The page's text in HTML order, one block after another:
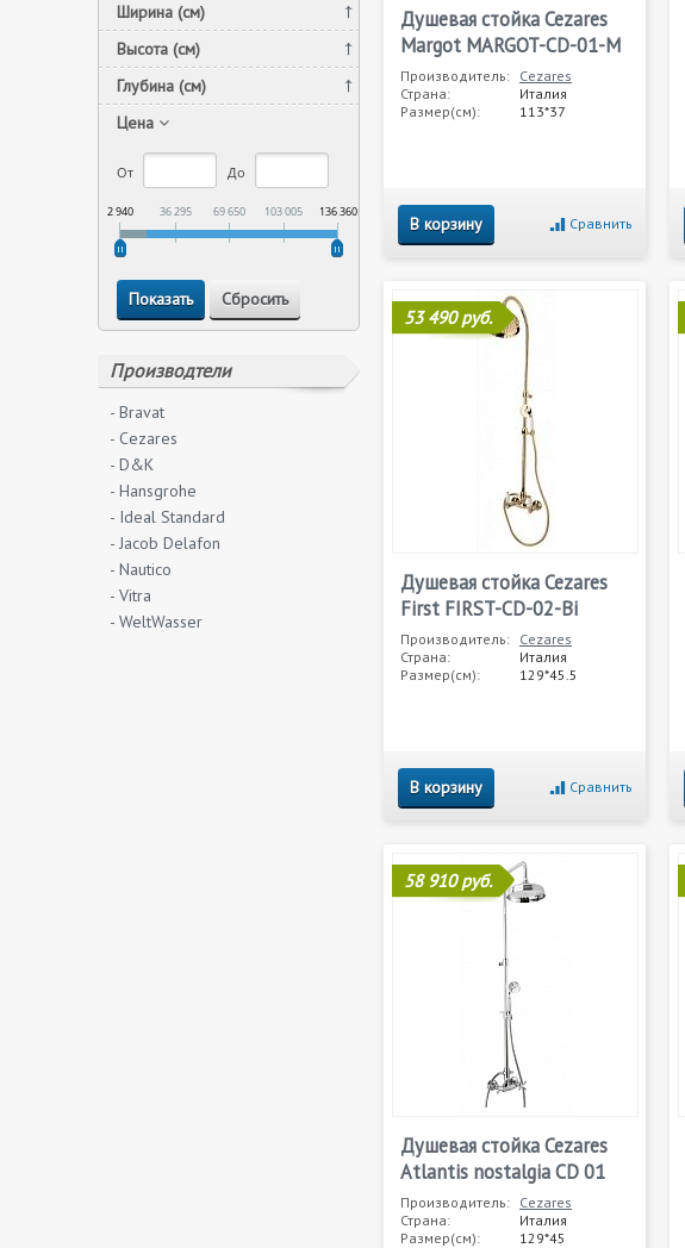
Ширина (см)
Высота (см)
Глубина (см)
Цена
От До
2 940 36 295 69 650 103 005 136 360
Производтели
- Bravat
- Cezares
- D&K
- Hansgrohe
- Ideal Standard
- Jacob Delafon
- Nautico
- Vitra
- WeltWasser
Душевая стойка Cezares
Margot MARGOT-CD-01-M
Производитель: Cezares
Страна:
Италия
Размер(см):
113*37
В корзину Сравнить
53 490 руб.
Душевая стойка Cezares
First FIRST-CD-02-Bi
Производитель: Cezares
Страна:
Италия
Размер(см):
129*45.5
В корзину Сравнить
58 910 руб.
Душевая стойка Cezares
Atlantis nostalgia CD 01
Производитель: Cezares
Страна:
Италия
Размер(см):
129*45